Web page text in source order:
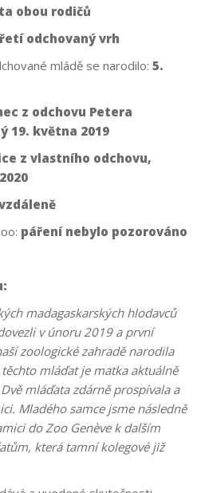
obou rodičů
odchovaný vrh
mládě se narodilo: 5.
z odchovu Petera
19. května 2019
odchovu,
páření nebylo pozorováno
madagaskarských hlodavců
v únoru 2019 a první
zoologické zahradě narodila
mláďat je matka aktuálně
mláďata zdárně prospívala a
Mladého samce jsme následně
do Zoo Genève k dalším
která tamní kolegové již